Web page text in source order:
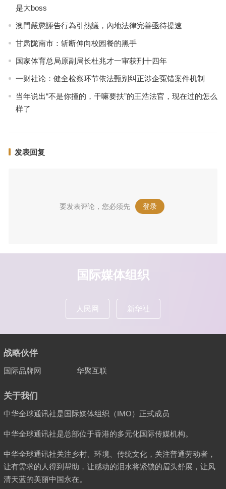
是大boss
澳門嚴懲誣告行為引熱議，內地法律完善亟待提速
甘肃陇南市：斩断伸向校园餐的黑手
国家体育总局原副局长杜兆才一审获刑十四年
一财社论：健全检察环节依法甄别纠正涉企冤错案件机制
当年说出“不是你撞的，干嘛要扶”的王浩法官，现在过的怎么
样了
发表回复
要发表评论，您必须先 登录 。
国际媒体组织
人民网 新华社
战略伙伴
国际品牌网 华聚互联
关于我们
中华全球通讯社是国际媒体组织（IMO）正式成员
中华全球通讯社是总部位于香港的多元化国际传媒机构。
中华全球通讯社关注乡村、环境、传统文化，关注普通劳动者，
让有需求的人得到帮助，让感动的泪水将紧锁的眉头舒展，让风
清天蓝的美丽中国永在。